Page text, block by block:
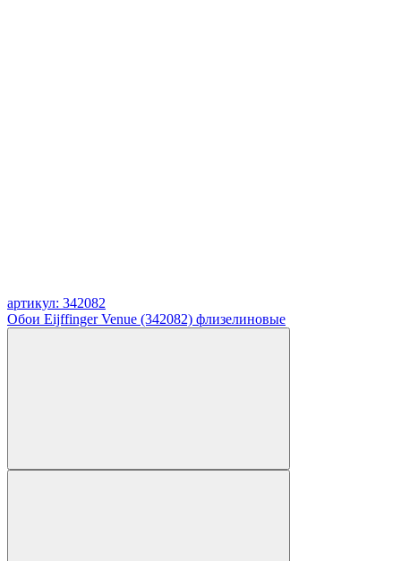
артикул: 342082
Обои Eijffinger Venue (342082) флизелиновые